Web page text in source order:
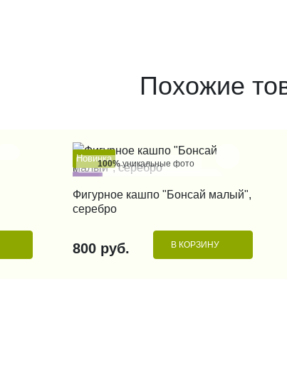
Похожие
Новинка
100%уникальные фото
КУПИТЬ В 1 КЛИК
Фигурное кашпо "Бонсай малый",
серебро
800 руб. В КОРЗИНУ